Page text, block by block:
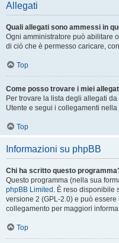
Allegati
Quali allegati sono ammessi in
Ogni amministratore può abilitare
di ciò che è permesso caricare,
Top
Come posso trovare i miei
Per trovare la lista degli allegati
Utente e segui i collegamenti
Top
Informazioni su phpBB
Chi ha scritto questo
Questo programma (nella sua
phpBB Limited . È reso disponibile
versione 2 (GPL-2.0) e può
collegamento per maggiori
Top